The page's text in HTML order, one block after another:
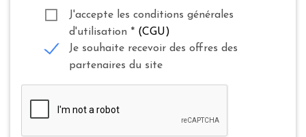
J'accepte les conditions générales
d'utilisation * (CGU)
Je souhaite recevoir des offres des
partenaires du site